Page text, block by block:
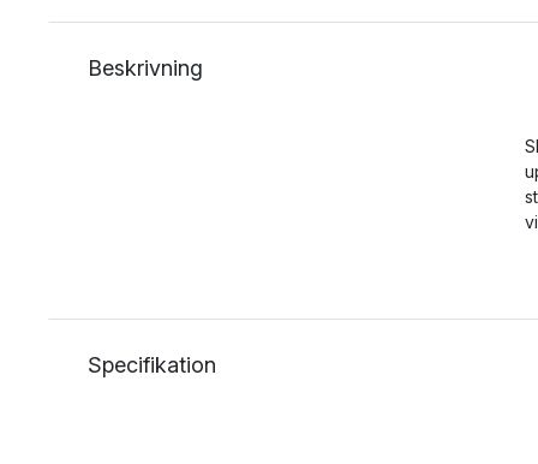
Beskrivning
Specifikation